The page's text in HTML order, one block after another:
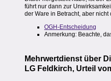
führt nur dann zur
der Ware in Betracht, aber
OGH-Entscheidung
Anmerkung: Beachte,
Mehrwertdienst über
LG Feldkirch, Urteil